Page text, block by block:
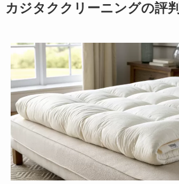
カジタククリーニングの評判